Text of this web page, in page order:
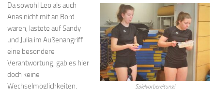
Spielvorbereitung!
Da sowohl Leo als auch
Anas nicht mit an Bord
waren, lastete auf Sandy
und Julia im Außenangriff
eine besondere
Verantwortung, gab es hier
doch keine
Wechselmöglichkeiten.